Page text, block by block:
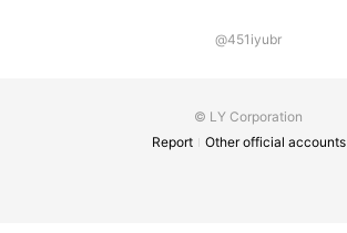
@451iyubr
© LY Corporation
Report
Other official accounts